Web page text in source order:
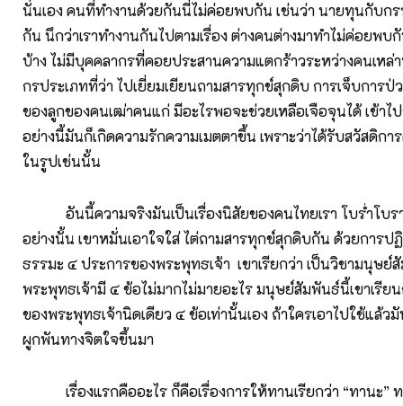
นั่นเอง คนที่ทำงานด้วยกันนี่ไม่ค่อยพบกัน เช่นว่า นายทุนกับก
กัน นึกว่าเราทำงานกันไปตามเรื่อง ต่างคนต่างมาทำไม่ค่อยพบ
บ้าง ไม่มีบุคคลากรที่คอยประสานความแตกร้าวระหว่างคนเหล่
กรประเภทที่ว่า ไปเยี่ยมเยียนถามสารทุกข์สุกดิบ การเจ็บการ
ของลูกของคนเฒ่าคนแก่ มีอะไรพอจะช่วยเหลือเจือจุนได้ เข้าไ
อย่างนี้มันก็เกิดความรักความเมตตาขึ้น เพราะว่าได้รับสวัสดิกา
ในรูปเช่นนั้น
อันนี้ความจริงมันเป็นเรื่องนิสัยของคนไทยเรา โบร่ำโบร
อย่างนั้น เขาหมั่นเอาใจใส่ ไต่ถามสารทุกข์สุกดิบกัน ด้วยการป
ธรรมะ ๔ ประการของพระพุทธเจ้า เขาเรียกว่า เป็นวิชามนุษย์
พระพุทธเจ้ามี ๔ ข้อไม่มากไม่มายอะไร มนุษย์สัมพันธ์นี้เขาเรีย
ของพระพุทธเจ้านิดเดียว ๔ ข้อเท่านั้นเอง ถ้าใครเอาไปใช้แล้ว
ผูกพันทางจิตใจขึ้นมา
เรื่องแรกคืออะไร ก็คือเรื่องการให้ทานเรียกว่า “ทานะ”